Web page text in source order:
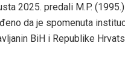
2025. predali M.P.
da je spomenuta
BiH i Republike